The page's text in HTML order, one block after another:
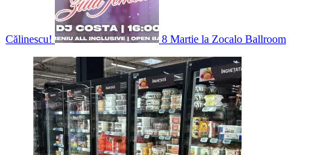
Călinescu! 8 Martie la Zocalo Ballroom
Evenimente